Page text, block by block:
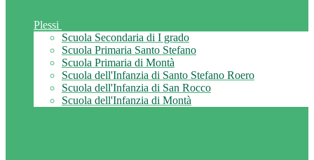
Plessi
Scuola Secondaria di I grado
Scuola Primaria Santo Stefano
Scuola Primaria di Montà
Scuola dell'Infanzia di Santo Stefano Roero
Scuola dell'Infanzia di San Rocco
Scuola dell'Infanzia di Montà